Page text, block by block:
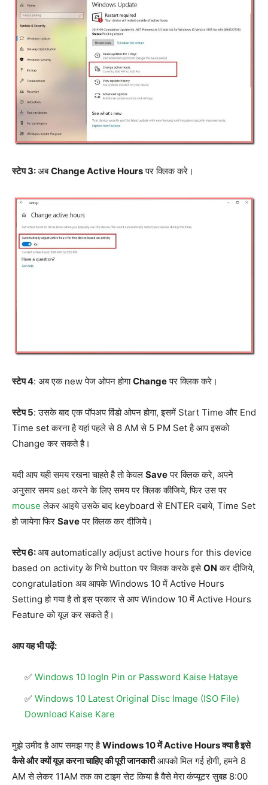
स्टेप 3:अबChange Active Hoursपर क्लिक करे।
स्टेप 4: अब एक new पेज ओपन होगाChangeपर क्लिक करे।
स्टेप 5: उसके बाद एक पॉपअप विंडो ओपन होगा, इसमें Start Time और End
Time set करना है यहां पहले से 8 AM से 5 PM Set है आप इसको
Change कर सकते है।
यदी आप यही समय रखना चाहते है तो केवल Saveपर क्लिक करे, अपने
अनुसार समय set करने के लिए समय पर क्लिक कीजिये, फिर उस पर
mouse लेकर आइये उसके बाद keyboard से ENTER दबाये, Time Set
हो जायेगा फिर Saveपर क्लिक कर दीजिये।
स्टेप 6:अब automatically adjust active hours for this device
based on activity के निचे button पर क्लिक करके इसेON कर दीजिये,
congratulation अब आपके Windows 10 में Active Hours
Setting हो गया है तो इस प्रकार से आप Window 10 में Active Hours
Feature को यूज़ कर सकते हैं।
आप यह भी पढ़ें:
Windows 10 logIn Pin or Password Kaise Hataye
Windows 10 Latest Original Disc Image (ISO File)
Download Kaise Kare
मुझे उमीद है आप समझ गए हैWindows 10 में Active Hours क्या है इसे
कैसे और क्यों यूज़ करना चाहिए की पूरी जानकारीआपको मिल गई होगी, हमने 8
AM से लेकर 11AM तक का टाइम सेट किया है वैसे मेरा कंप्यूटर सुबह 8:00